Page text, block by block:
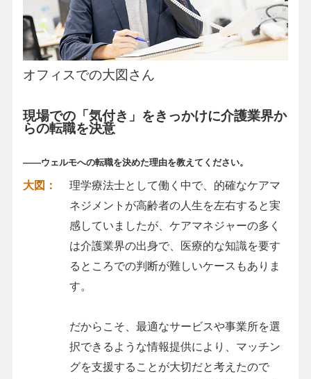
オフィスでの大図さん
現場での「気付き」をきっかけに介護業界か
らの転職を決意
――ウェルモへの転職を決めた理由を教えてください。
大図：
理学療法士として働く中で、的確なケアマ
ネジメントが高齢者の人生を左右すると実
感していましたが、ケアマネジャーの多く
は介護業界の出身で、医療的な知識を要す
るところでの判断が難しいケースもありま
す。
だからこそ、最適なサービスや事業所を選
択できるような情報提供により、マッチン
グを支援することが大切だと考えたので